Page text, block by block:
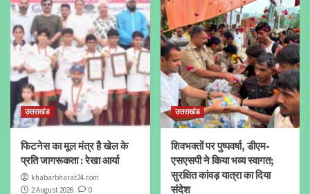
उत्तराखंड
फिटनेस का मूल मंत्र है खेल के
प्रति जागरूकता : रेखा आर्या
khabarbharat24.com
2 August 2026
0
उत्तराखंड
शिवभक्तों पर पुष्पवर्षा, डीएम-
एसएसपी ने किया भव्य स्वागत;
सुरक्षित कांवड़ यात्रा का दिया
संदेश